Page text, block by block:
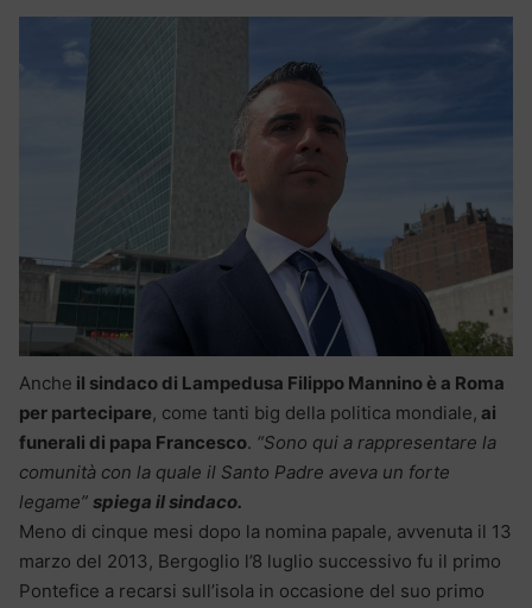
Anche il sindaco di Lampedusa Filippo Mannino è a Roma
per partecipare, come tanti big della politica mondiale, ai
funerali di papa Francesco. “Sono qui a rappresentare la
comunità con la quale il Santo Padre aveva un forte
legame” spiega il sindaco.
Meno di cinque mesi dopo la nomina papale, avvenuta il 13
marzo del 2013, Bergoglio l’8 luglio successivo fu il primo
Pontefice a recarsi sull’isola in occasione del suo primo